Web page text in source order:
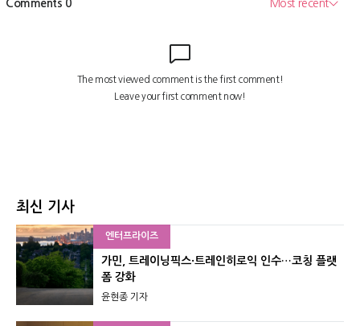
최신 기사
엔터프라이즈
가민, 트레이닝픽스·트레인히로익 인수…코칭 플랫
폼 강화
윤현종 기자